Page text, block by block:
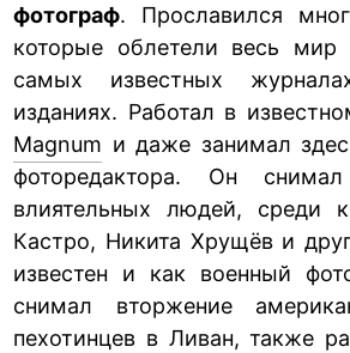
фотограф. Прославился
которые облетели весь мир
самых известных
изданиях. Работал в
Magnum и даже занимал
фоторедактора. Он
влиятельных людей, среди
Кастро, Никита Хрущёв и
известен и как военный
снимал вторжение
пехотинцев в Ливан, также